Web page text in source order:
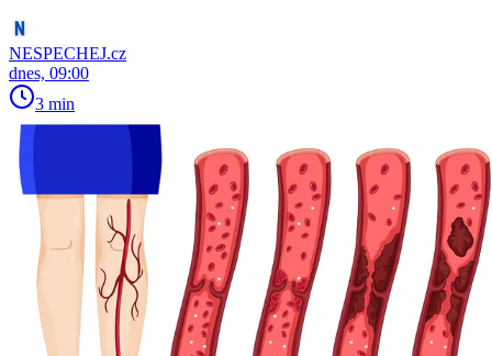
NESPECHEJ.cz
dnes, 09:00
3 min